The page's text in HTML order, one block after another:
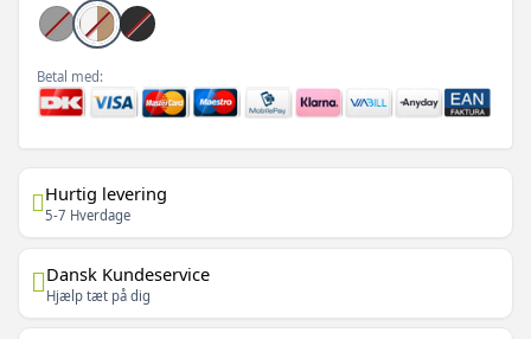
Betal med:
Hurtig levering
5-7 Hverdage
Dansk Kundeservice
Hjælp tæt på dig